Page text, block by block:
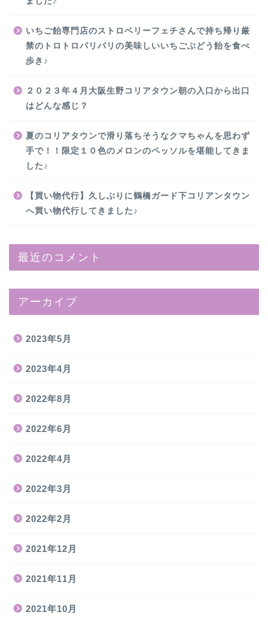
いちご飴専門店のストロベリーフェチさんで持ち帰り厳
禁のトロトロパリパリの美味しいいちごぶどう飴を食べ
歩き♪
２０２３年４月大阪生野コリアタウン朝の入口から出口
はどんな感じ？
夏のコリアタウンで滑り落ちそうなクマちゃんを思わず
手で！！限定１０色のメロンのペッソルを堪能してきま
した♪
【買い物代行】久しぶりに鶴橋ガード下コリアンタウン
へ買い物代行してきました♪
最近のコメント
アーカイブ
2023年5月
2023年4月
2022年8月
2022年6月
2022年4月
2022年3月
2022年2月
2021年12月
2021年11月
2021年10月